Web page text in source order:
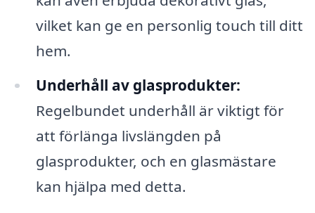
vilket kan ge en personlig touch till ditt
hem.
Underhåll av glasprodukter:
Regelbundet underhåll är viktigt för
att förlänga livslängden på
glasprodukter, och en glasmästare
kan hjälpa med detta.